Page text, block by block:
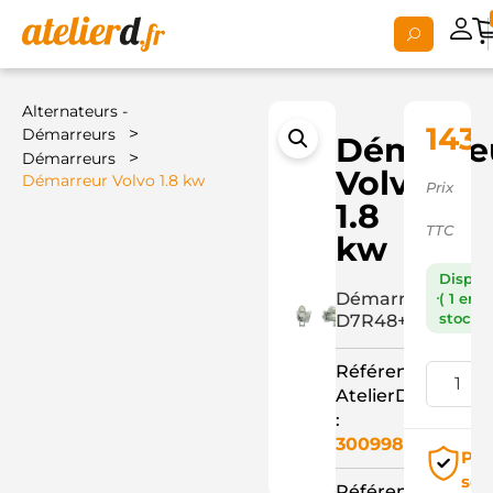
Alternateurs -
Démarreurs
>
Démarreurs >
Démarreur Volvo 1.8 kw
Volvo
1.8
kw
Démarreur
D7R48+
Référence
AtelierD
:
3009982
Prix
TTC
( 1 en
stock )